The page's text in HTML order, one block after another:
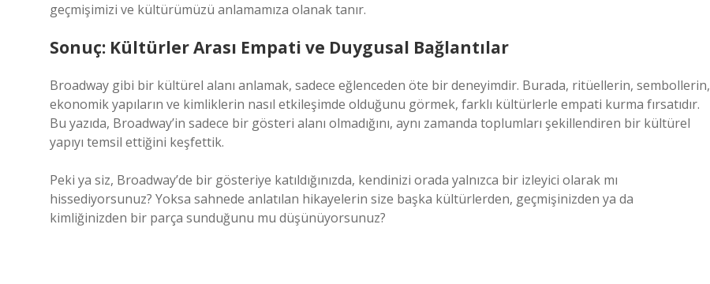
geçmişimizi ve kültürümüzü anlamamıza olanak tanır.
Sonuç: Kültürler Arası Empati ve Duygusal Bağlantılar
Broadway gibi bir kültürel alanı anlamak, sadece eğlenceden öte bir deneyimdir. Burada, ritüellerin, sembollerin,
ekonomik yapıların ve kimliklerin nasıl etkileşimde olduğunu görmek, farklı kültürlerle empati kurma fırsatıdır.
Bu yazıda, Broadway’in sadece bir gösteri alanı olmadığını, aynı zamanda toplumları şekillendiren bir kültürel
yapıyı temsil ettiğini keşfettik.
Peki ya siz, Broadway’de bir gösteriye katıldığınızda, kendinizi orada yalnızca bir izleyici olarak mı
hissediyorsunuz? Yoksa sahnede anlatılan hikayelerin size başka kültürlerden, geçmişinizden ya da
kimliğinizden bir parça sunduğunu mu düşünüyorsunuz?